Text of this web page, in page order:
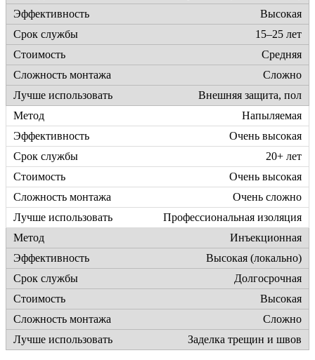
Высокая
15–25 лет
Средняя
Сложно
Внешняя защита, пол
Напыляемая
Очень высокая
20+ лет
Очень высокая
Очень сложно
Профессиональная изоляция
Инъекционная
Высокая (локально)
Долгосрочная
Высокая
Сложно
Заделка трещин и швов